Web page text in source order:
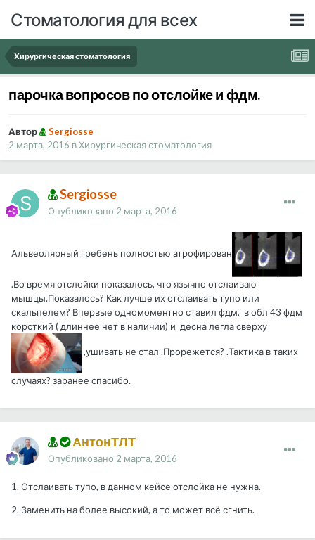
Стоматология для всех
Хирургическая стоматология
парочка вопросов по отслойке и фдм.
Автор
Sergiosse
2 марта, 2016 вХирургическая стоматология
Sergiosse
Опубликовано 2 марта, 2016
Альвеолярный гребень полностью атрофирован
.Во время отслойки показалось, что язычно отслаиваю
мышцы.Показалось? Как лучше их отслаивать тупо или
скальпелем? Впервые одномоментно ставил фдм, в обл 43 фдм
короткий ( длиннее нет в наличии) и десна легла сверху
,ушивать не стал .Прорежется? .Тактика в таких
случаях? заранее спасибо.
АнтонТЛТ
Опубликовано 2 марта, 2016
1. Отслаивать тупо, в данном кейсе отслойка не нужна.
2. Заменить на более высокий, а то может всё сгнить.